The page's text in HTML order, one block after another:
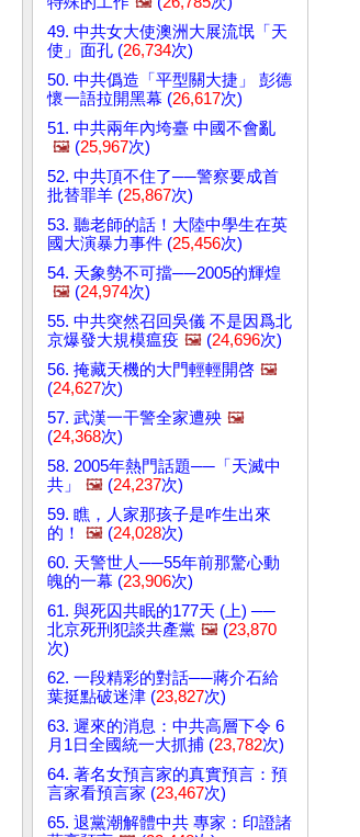
49. 中共女大使澳洲大展流氓「天
使」面孔 (26,734次)
50. 中共僞造「平型關大捷」 彭德
懷一語拉開黑幕 (26,617次)
51. 中共兩年內垮臺 中國不會亂
🖼️ (25,967次)
52. 中共頂不住了──警察要成首
批替罪羊 (25,867次)
53. 聽老師的話！大陸中學生在英
國大演暴力事件 (25,456次)
54. 天象勢不可擋──2005的輝煌
🖼️ (24,974次)
55. 中共突然召回吳儀 不是因爲北
京爆發大規模瘟疫 🖼️ (24,696次)
56. 掩藏天機的大門輕輕開啓 🖼️
(24,627次)
57. 武漢一干警全家遭殃 🖼️
(24,368次)
58. 2005年熱門話題──「天滅中
共」
🖼️ (24,237次)
59. 瞧，人家那孩子是咋生出來
的！
🖼️ (24,028次)
60. 天警世人──55年前那驚心動
魄的一幕 (23,906次)
61. 與死囚共眠的177天 (上) ──
北京死刑犯談共產黨 🖼️ (23,870
次)
62. 一段精彩的對話──蔣介石給
葉挺點破迷津 (23,827次)
63. 遲來的消息：中共高層下令 6
月1日全國統一大抓捕 (23,782次)
64. 著名女預言家的真實預言：預
言家看預言家 (23,467次)
65. 退黨潮解體中共 專家：印證諸